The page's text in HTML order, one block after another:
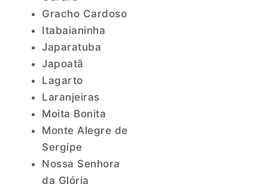
Gracho Cardoso
Itabaianinha
Japaratuba
Japoatã
Lagarto
Laranjeiras
Moita Bonita
Monte Alegre de
Sergipe
Nossa Senhora
da Glória